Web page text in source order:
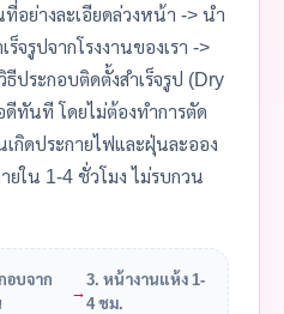
อย่างละเอียดล่วงหน้า -> นำ
จรูปจากโรงงานของเรา ->
ประกอบติดตั้งสำเร็จรูป (Dry
ทันที โดยไม่ต้องทำการตัด
เกิดประกายไฟและฝุ่นละออง
ยใน 1-4 ชั่วโมง ไม่รบกวน
อบจาก
→
3. หน้างานแห้ง 1-
4 ชม.